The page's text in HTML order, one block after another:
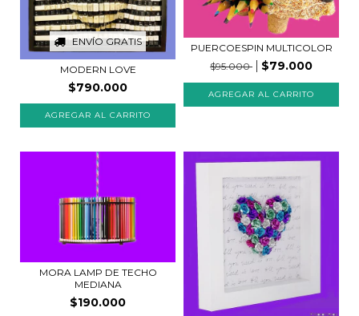
ENVÍO GRATIS
MODERN LOVE
$790.000
PUERCOESPIN MULTICOLOR
$95.000
$79.000
AGREGAR AL CARRITO
MORA LAMP DE TECHO
MEDIANA
$190.000